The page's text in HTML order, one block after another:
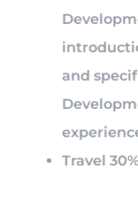
and
Travel